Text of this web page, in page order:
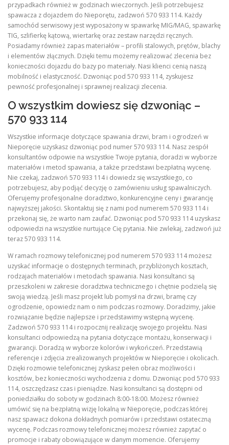
przypadkach również w godzinach wieczornych. Jeśli potrzebujesz
spawacza z dojazdem do Nieporętu, zadzwoń 570 933 114. Każdy
samochód serwisowy jest wyposażony w spawarkę MIG/MAG, spawarkę
TIG, szlifierkę kątową, wiertarkę oraz zestaw narzędzi ręcznych.
Posiadamy również zapas materiałów – profili stalowych, prętów, blachy
i elementów złącznych. Dzięki temu możemy realizować zlecenia bez
konieczności dojazdu do bazy po materiały. Nasi klienci cenią naszą
mobilność i elastyczność. Dzwoniąc pod 570 933 114, zyskujesz
pewność profesjonalnej i sprawnej realizacji zlecenia.
O wszystkim dowiesz się dzwoniąc –
570 933 114
Wszystkie informacje dotyczące spawania drzwi, bram i ogrodzeń w
Nieporęcie uzyskasz dzwoniąc pod numer 570 933 114. Nasz zespół
konsultantów odpowie na wszystkie Twoje pytania, doradzi w wyborze
materiałów i metod spawania, a także przedstawi bezpłatną wycenę.
Nie czekaj, zadzwoń 570 933 114 i dowiedz się wszystkiego, co
potrzebujesz, aby podjąć decyzję o zamówieniu usług spawalniczych.
Oferujemy profesjonalne doradztwo, konkurencyjne ceny i gwarancję
najwyższej jakości. Skontaktuj się z nami pod numerem 570 933 114 i
przekonaj się, że warto nam zaufać. Dzwoniąc pod 570 933 114 uzyskasz
odpowiedzi na wszystkie nurtujące Cię pytania. Nie zwlekaj, zadzwoń już
teraz 570 933 114.
W ramach rozmowy telefonicznej pod numerem 570 933 114 możesz
uzyskać informacje o dostępnych terminach, przybliżonych kosztach,
rodzajach materiałów i metodach spawania. Nasi konsultanci są
przeszkoleni w zakresie doradztwa technicznego i chętnie podzielą się
swoją wiedzą. Jeśli masz projekt lub pomysł na drzwi, bramę czy
ogrodzenie, opowiedz nam o nim podczas rozmowy. Doradzimy, jakie
rozwiązanie będzie najlepsze i przedstawimy wstępną wycenę.
Zadzwoń 570 933 114 i rozpocznij realizację swojego projektu. Nasi
konsultanci odpowiedzą na pytania dotyczące montażu, konserwacji i
gwarancji. Doradzą w wyborze kolorów i wykończeń. Przedstawią
referencje i zdjęcia zrealizowanych projektów w Nieporęcie i okolicach.
Dzięki rozmowie telefonicznej zyskasz pełen obraz możliwości i
kosztów, bez konieczności wychodzenia z domu. Dzwoniąc pod 570 933
114, oszczędzasz czas i pieniądze. Nasi konsultanci są dostępni od
poniedziałku do soboty w godzinach 8:00-18:00. Możesz również
umówić się na bezpłatną wizję lokalną w Nieporęcie, podczas której
nasz spawacz dokona dokładnych pomiarów i przedstawi ostateczną
wycenę. Podczas rozmowy telefonicznej możesz również zapytać o
promocje i rabaty obowiązujące w danym momencie. Oferujemy